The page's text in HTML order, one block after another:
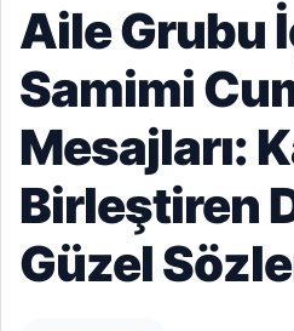
Aile Grubu
Samimi
Mesajları:
Birleştiren
Güzel